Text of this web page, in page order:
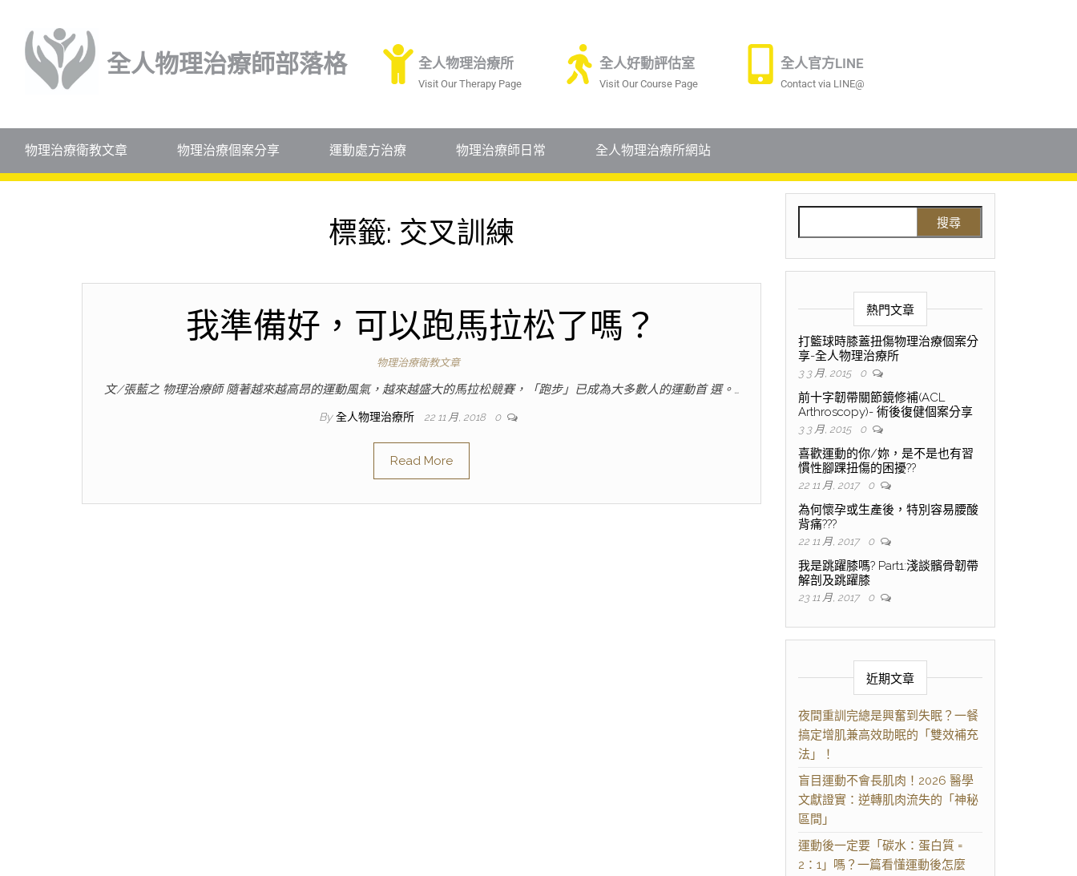
全人物理治療師部落格 全人物理治療所
Visit Our Therapy Page
全人好動評估室
Visit Our Course Page
全人官方LINE
Contact via LINE@
物理治療衛教文章 物理治療個案分享 運動處方治療 物理治療師日常 全人物理治療所網站
標籤: 交叉訓練
我準備好，可以跑馬拉松了嗎？
物理治療衛教文章
文/張藍之 物理治療師 隨著越來越高昂的運動風氣，越來越盛大的馬拉松競賽，「跑步」已成為大多數人的運動首 選。…
By 全人物理治療所 22 11 月, 2018 0
Read More
熱門文章
打籃球時膝蓋扭傷物理治療個案分
享-全人物理治療所
3 3 月, 2015 0
前十字韌帶關節鏡修補(ACL
Arthroscopy)- 術後復健個案分享
3 3 月, 2015 0
喜歡運動的你/妳，是不是也有習
慣性腳踝扭傷的困擾??
22 11 月, 2017 0
為何懷孕或生產後，特別容易腰酸
背痛???
22 11 月, 2017 0
我是跳躍膝嗎? Part1:淺談髕骨韌帶
解剖及跳躍膝
23 11 月, 2017 0
近期文章
夜間重訓完總是興奮到失眠？一餐
搞定增肌兼高效助眠的「雙效補充
法」！
盲目運動不會長肌肉！2026 醫學
文獻證實：逆轉肌肉流失的「神秘
區間」
運動後一定要「碳水：蛋白質 =
2：1」嗎？一篇看懂運動後怎麼